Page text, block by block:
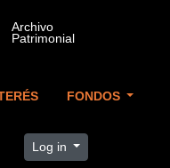
FONDOS
Log in